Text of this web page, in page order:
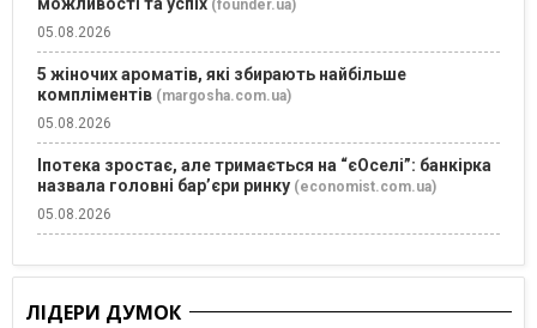
можливості та успіх (founder.ua)
05.08.2026
5 жіночих ароматів, які збирають найбільше
компліментів (margosha.com.ua)
05.08.2026
Іпотека зростає, але тримається на “єОселі”: банкірка
назвала головні бар’єри ринку (economist.com.ua)
05.08.2026
ЛІДЕРИ ДУМОК